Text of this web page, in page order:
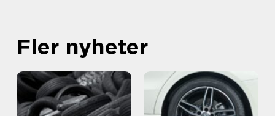
Fler nyheter